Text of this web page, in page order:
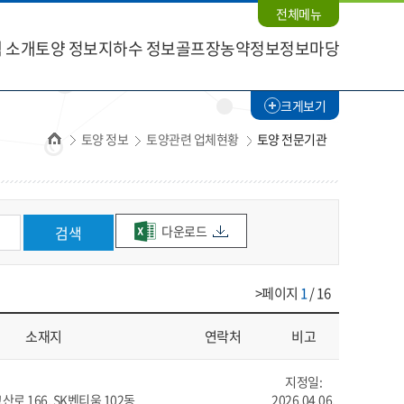
소개토양 정보지하수 정보골프장농약정보정보마당
전체메뉴
홈 토양 정보 토양관련 업체현황 토양 전문기관
크게보기
검색 다운로드
>페이지 1/ 16
소재지 연락처 비고
로 166, SK벤티움 102동
지정일:
2026.04.06.